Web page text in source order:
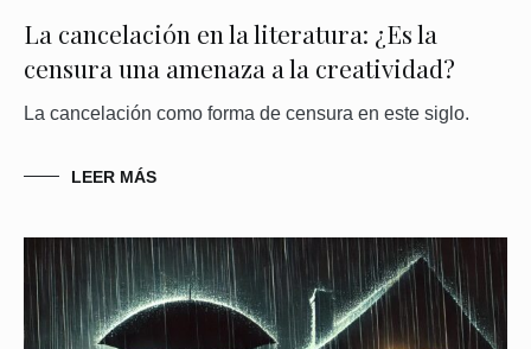
La cancelación en la literatura: ¿Es la
censura una amenaza a la creatividad?
La cancelación como forma de censura en este siglo.
LEER MÁS